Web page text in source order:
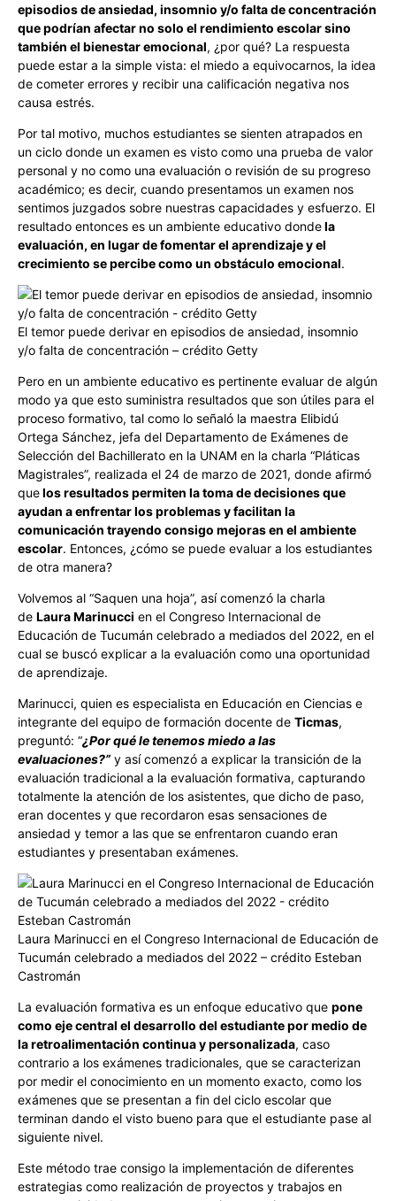
episodios de ansiedad, insomnio y/o falta de concentración
que podrían afectar no solo el rendimiento escolar sino
también el bienestar emocional, ¿por qué? La respuesta
puede estar a la simple vista: el miedo a equivocarnos, la idea
de cometer errores y recibir una calificación negativa nos
causa estrés.
Por tal motivo, muchos estudiantes se sienten atrapados en
un ciclo donde un examen es visto como una prueba de valor
personal y no como una evaluación o revisión de su progreso
académico; es decir, cuando presentamos un examen nos
sentimos juzgados sobre nuestras capacidades y esfuerzo. El
resultado entonces es un ambiente educativo dondela
evaluación, en lugar de fomentar el aprendizaje y el
crecimiento se percibe como un obstáculo emocional.
El temor puede derivar en episodios de ansiedad, insomnio
y/o falta de concentración – crédito Getty
Pero en un ambiente educativo es pertinente evaluar de algún
modo ya que esto suministra resultados que son útiles para el
proceso formativo, tal como lo señaló la maestra Elibidú
Ortega Sánchez, jefa del Departamento de Exámenes de
Selección del Bachillerato en la UNAM en la charla “Pláticas
Magistrales”, realizada el 24 de marzo de 2021, donde afirmó
quelos resultados permiten la toma de decisiones que
ayudan a enfrentar los problemas y facilitan la
comunicación trayendo consigo mejoras en el ambiente
escolar. Entonces, ¿cómo se puede evaluar a los estudiantes
de otra manera?
Volvemos al “Saquen una hoja”, así comenzó la charla
de Laura Marinucci en el Congreso Internacional de
Educación de Tucumán celebrado a mediados del 2022, en el
cual se buscó explicar a la evaluación como una oportunidad
de aprendizaje.
Marinucci, quien es especialista en Educación en Ciencias e
integrante del equipo de formación docente de Ticmas,
preguntó: “¿Por qué le tenemos miedo a las
evaluaciones?” y así comenzó a explicar la transición de la
evaluación tradicional a la evaluación formativa, capturando
totalmente la atención de los asistentes, que dicho de paso,
eran docentes y que recordaron esas sensaciones de
ansiedad y temor a las que se enfrentaron cuando eran
estudiantes y presentaban exámenes.
Laura Marinucci en el Congreso Internacional de Educación de
Tucumán celebrado a mediados del 2022 – crédito Esteban
Castromán
La evaluación formativa es un enfoque educativo que pone
como eje central el desarrollo del estudiante por medio de
la retroalimentación continua y personalizada, caso
contrario a los exámenes tradicionales, que se caracterizan
por medir el conocimiento en un momento exacto, como los
exámenes que se presentan a fin del ciclo escolar que
terminan dando el visto bueno para que el estudiante pase al
siguiente nivel.
Este método trae consigo la implementación de diferentes
estrategias como realización de proyectos y trabajos en